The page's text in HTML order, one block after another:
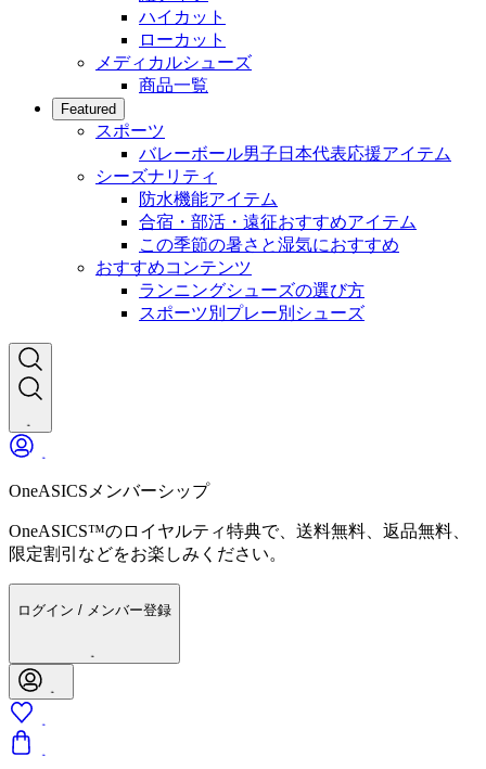
ハイカット
ローカット
メディカルシューズ
商品一覧
Featured
スポーツ
バレーボール男子日本代表応援アイテム
シーズナリティ
防水機能アイテム
合宿・部活・遠征おすすめアイテム
この季節の暑さと湿気におすすめ
おすすめコンテンツ
ランニングシューズの選び方
スポーツ別プレー別シューズ
OneASICSメンバーシップ
OneASICS™のロイヤルティ特典で、送料無料、返品無料、
限定割引などをお楽しみください。
ログイン / メンバー登録